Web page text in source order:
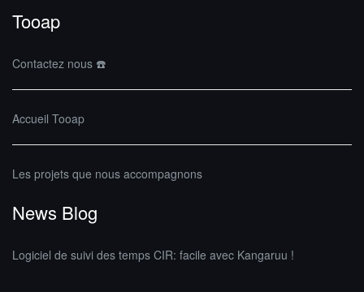
Tooap
Contactez nous ☎️
Accueil Tooap
Les projets que nous accompagnons
News Blog
Logiciel de suivi des temps CIR: facile avec Kangaruu !